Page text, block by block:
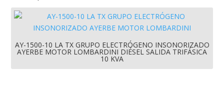
AY-1500-10 LA TX GRUPO ELECTRÓGENO INSONORIZADO
AYERBE MOTOR LOMBARDINI DIÉSEL SALIDA TRIFÁSICA
10 KVA